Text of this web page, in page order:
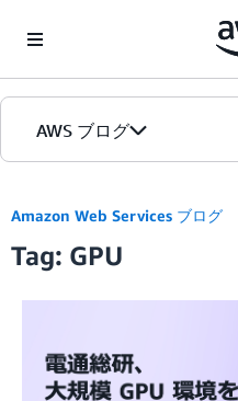
AWS ブログ
カテゴリ
エディション
Amazon Web Services ブログ
Tag: GPU